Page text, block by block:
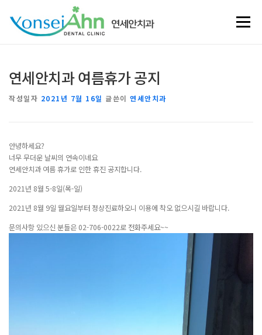
메뉴
연세안치과 여름휴가 공지
작성일자 2021년 7월 16일 글쓴이 연세안치과
안녕하세요?
너무 무더운 날씨의 연속이네요
연세안치과 여름 휴가로 인한 휴진 공지합니다.
2021년 8월 5-8일(목-일)
2021년 8월 9일 월요일부터 정상진료하오니 이용에 착오 없으시길 바랍니다.
문의사항 있으신 분들은 02-706-0022로 전화주세요~~